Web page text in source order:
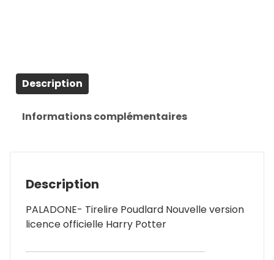
Description
Informations complémentaires
Description
PALADONE- Tirelire Poudlard Nouvelle version
licence officielle Harry Potter